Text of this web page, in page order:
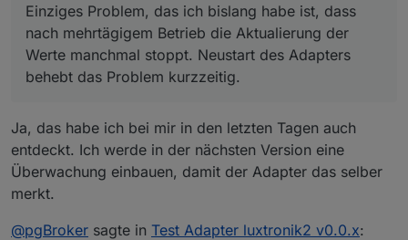
leer gelassen, bei Websocket-Port 8214 eingetragen
und IP und Passwort gesetzt. Danach gab es keine
Fehler mehr im Log.
Einziges Problem, das ich bislang habe ist, dass nach
mehrtägigem Betrieb die Aktualisierung der Werte
manchmal stoppt. Neustart des Adapters behebt das
Problem kurzzeitig.
Könnte sein, dass dies auch an der Anbindung
Bridge angebunden. Direkter LAN-Anschluss wird
aber in Kürze erfolgen. Mal schaun, ob die Hänger
dann weg sind.
Ich hoffe dein Adapter wird bald auch direkt über
ioBroker installier- und updatebar sein.
Einziges Problem, das ich bislang habe ist, dass
nach mehrtägigem Betrieb die Aktualierung der
Werte manchmal stoppt. Neustart des Adapters
behebt das Problem kurzzeitig.
Ja, das habe ich bei mir in den letzten Tagen auch
entdeckt. Ich werde in der nächsten Version eine
Überwachung einbauen, damit der Adapter das selber
merkt.
@pgBroker sagte in Test Adapter luxtronik2 v0.0.x: